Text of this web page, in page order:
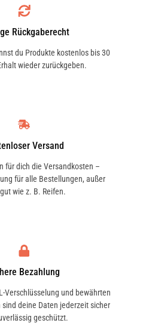
und Stoßstangen.
Armaturbrettern.
mit weichem Lappen
Schaltknaufs geeignet,
besteht.
Rückgaberecht
du Produkte kostenlos bis 30
wieder zurückgeben.
Versand
für dich die Versandkosten –
für alle Bestellungen, außer
wie z. B. Reifen.
Bezahlung
Verschlüsselung und bewährten
deine Daten jederzeit sicher
geschützt.